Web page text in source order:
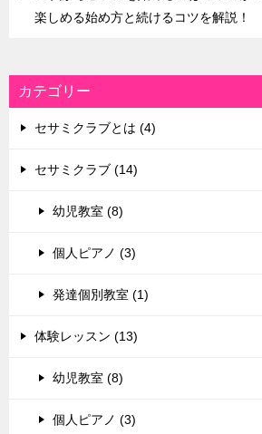
楽しめる始め方と続けるコツを解説！
カテゴリー
セサミクラブとは (4)
セサミクラブ (14)
幼児教室 (8)
個人ピアノ (3)
発達個別教室 (1)
体験レッスン (13)
幼児教室 (8)
個人ピアノ (3)